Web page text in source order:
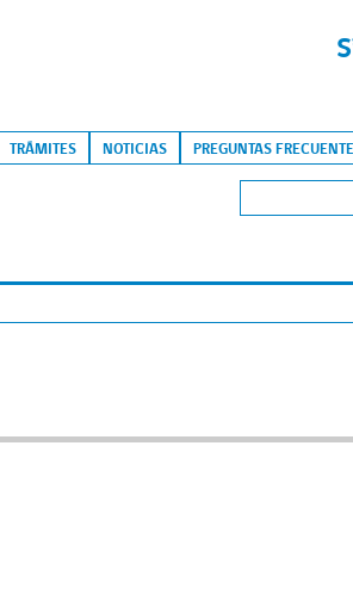
Skip to content
TRÁMITES NOTICIAS PREGUNTAS